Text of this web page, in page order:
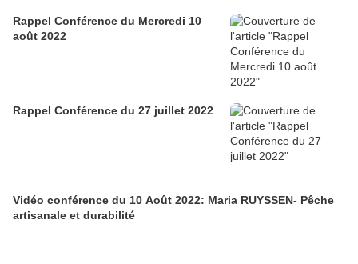
Rappel Conférence du Mercredi 10
août 2022
Rappel Conférence du 27 juillet 2022
Vidéo conférence du 10 Août 2022: Maria RUYSSEN- Pêche
artisanale et durabilité